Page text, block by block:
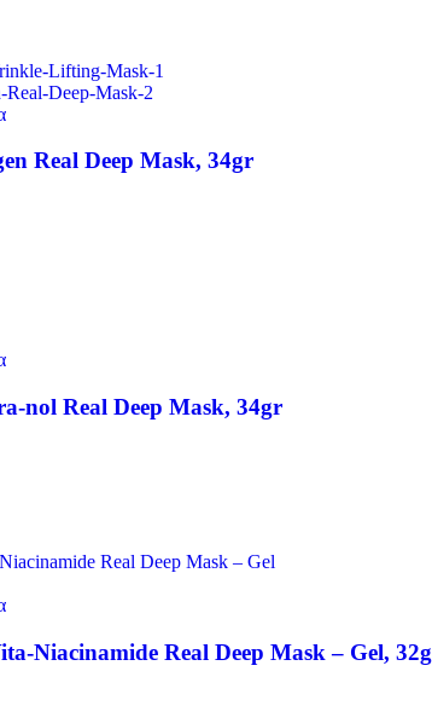
Real Deep Mask, 34gr
nol Real Deep Mask, 34gr
Niacinamide Real Deep Mask – Gel, 32g